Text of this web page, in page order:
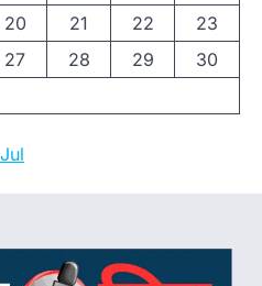
20 21 22
23
27 28 29
30